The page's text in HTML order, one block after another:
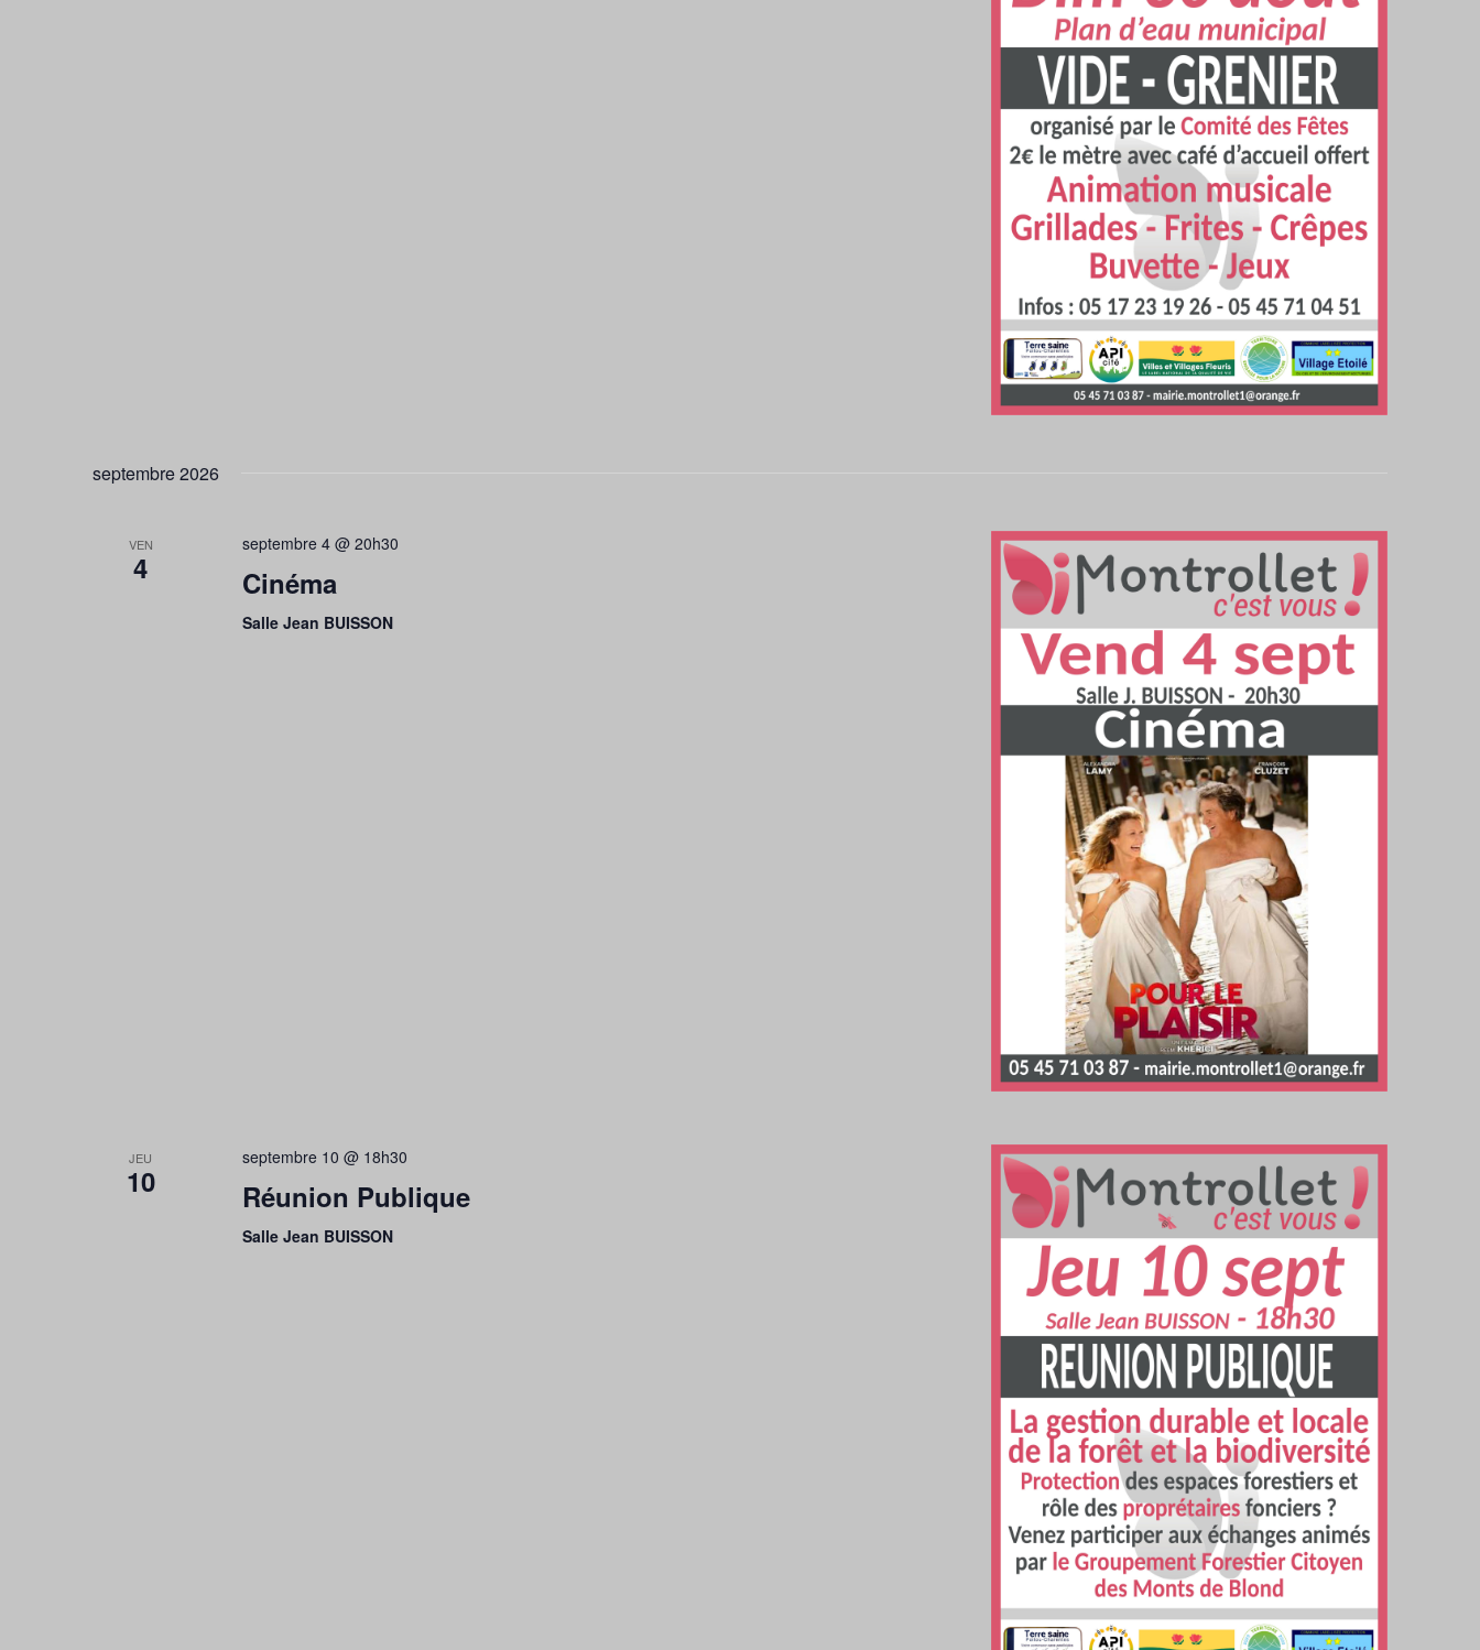
septembre 2026
VEN
4
septembre 4 @ 20h30
Cinéma
Salle Jean BUISSON
JEU
10
septembre 10 @ 18h30
Réunion Publique
Salle Jean BUISSON